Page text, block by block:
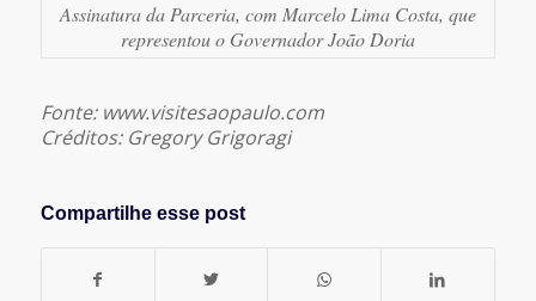
Assinatura da Parceria, com Marcelo Lima Costa, que
representou o Governador João Doria
Fonte: www.visitesaopaulo.com
Créditos: Gregory Grigoragi
Compartilhe esse post